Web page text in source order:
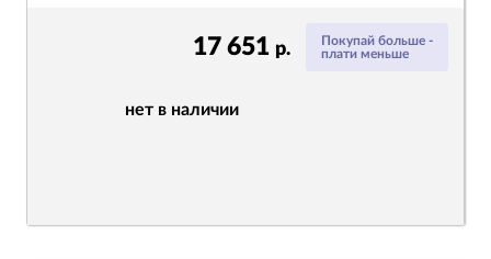
Покупай больше -
плати меньше
17 651 р.
нет в наличии